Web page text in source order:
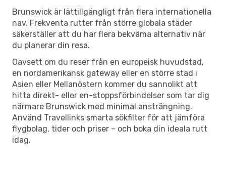
Brunswick är lättillgängligt från flera internationella
nav. Frekventa rutter från större globala städer
säkerställer att du har flera bekväma alternativ när
du planerar din resa.
Oavsett om du reser från en europeisk huvudstad,
en nordamerikansk gateway eller en större stad i
Asien eller Mellanöstern kommer du sannolikt att
hitta direkt- eller en-stoppsförbindelser som tar dig
närmare Brunswick med minimal ansträngning.
Använd Travellinks smarta sökfilter för att jämföra
flygbolag, tider och priser – och boka din ideala rutt
idag.